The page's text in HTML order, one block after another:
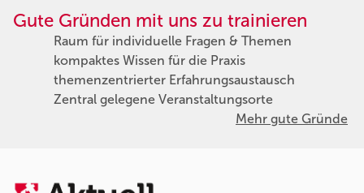
Gute Gründen mit uns zu trainieren
Raum für individuelle Fragen & Themen
kompaktes Wissen für die Praxis
themenzentrierter Erfahrungsaustausch
Zentral gelegene Veranstaltungsorte
Mehr gute Gründe